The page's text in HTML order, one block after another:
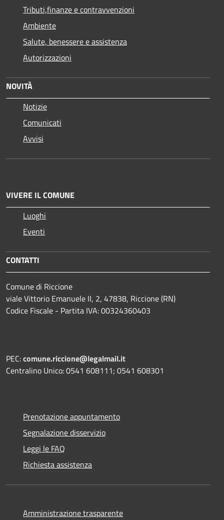
Tributi,finanze e contravvenzioni
Ambiente
Salute, benessere e assistenza
Autorizzazioni
NOVITÀ
Notizie
Comunicati
Avvisi
VIVERE IL COMUNE
Luoghi
Eventi
CONTATTI
Comune di Riccione
viale Vittorio Emanuele II, 2, 47838, Riccione (RN)
Codice Fiscale - Partita IVA: 00324360403
PEC:comune.riccione@legalmail.it
Centralino Unico: 0541 608111; 0541 608301
Prenotazione appuntamento
Segnalazione disservizio
Leggi le FAQ
Richiesta assistenza
Amministrazione trasparente